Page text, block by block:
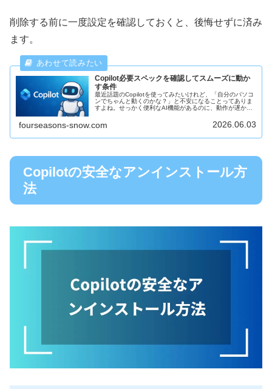
削除する前に一度設定を確認しておくと、後悔せずに済み
ます。
Copilot必要スペックを確認してスムーズに動か
す条件
最近話題のCopilotを使ってみたいけれど、「自分のパソコ
ンでちゃんと動くのかな？」と不安になることってありま
すよね。せっかく便利なAI機能があるのに、動作が遅かっ
fourseasons-snow.com 2026.06.03
Copilotの安全なアンインストール方
法